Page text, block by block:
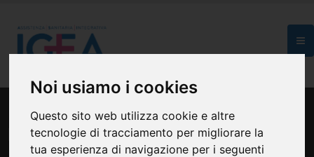
Noi usiamo i cookies
Questo sito web utilizza cookie e altre
tecnologie di tracciamento per migliorare la
tua esperienza di navigazione per i seguenti
HOME PIANI SANITARI
Piani Sanitari